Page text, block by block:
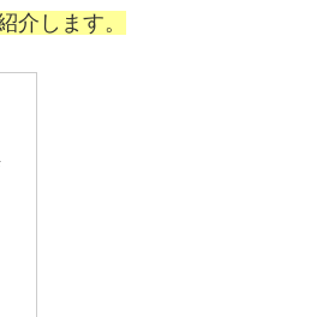
介します。